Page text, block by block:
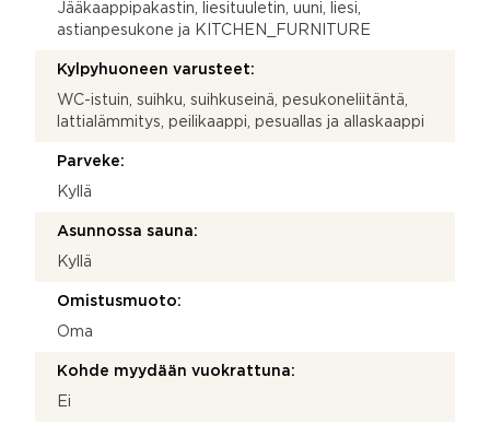
Jääkaappipakastin, liesituuletin, uuni, liesi,
astianpesukone ja KITCHEN_FURNITURE
Kylpyhuoneen varusteet:
WC-istuin, suihku, suihkuseinä, pesukoneliitäntä,
lattialämmitys, peilikaappi, pesuallas ja allaskaappi
Parveke:
Kyllä
Asunnossa sauna:
Kyllä
Omistusmuoto:
Oma
Kohde myydään vuokrattuna:
Ei